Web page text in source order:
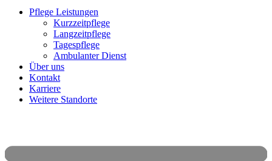
Pflege Leistungen
Kurzzeitpflege
Langzeitpflege
Tagespflege
Ambulanter Dienst
Über uns
Kontakt
Karriere
Weitere Standorte